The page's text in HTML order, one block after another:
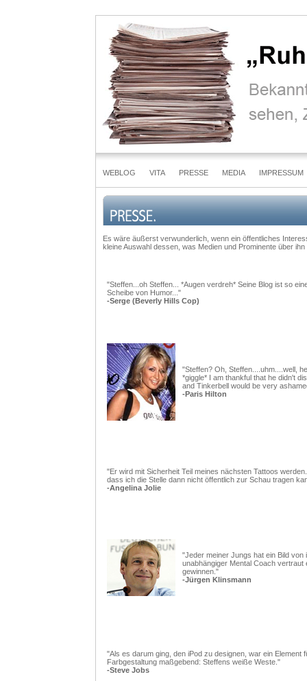
WEBLOG VITA PRESSE MEDIA IMPRESSUM
Es wäre äußerst verwunderlich, wenn ein öffentliches
kleine Auswahl dessen, was Medien und Prominente über ihn
"Steffen...oh Steffen... *Augen verdreh* Seine Blog ist so
Scheibe von Humor..."
-Serge (Beverly Hills Cop)
"Steffen? Oh, Steffen....uhm....well,
*giggle* I am thankful that he didn't
and Tinkerbell would be very
-Paris Hilton
"Er wird mit Sicherheit Teil meines nächsten Tattoos
dass ich die Stelle dann nicht öffentlich zur Schau tragen
-Angelina Jolie
"Jeder meiner Jungs hat ein Bild von
unabhängiger Mental Coach
gewinnen."
-Jürgen Klinsmann
"Als es darum ging, den iPod zu designen, war ein Element
Farbgestaltung maßgebend: Steffens weiße Weste."
-Steve Jobs